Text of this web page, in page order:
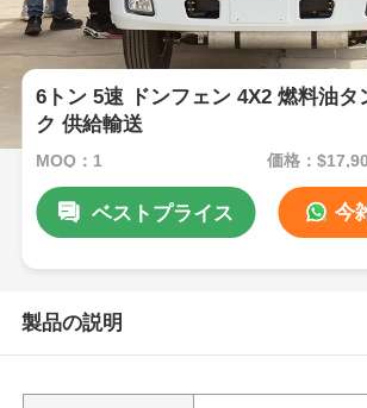
6トン 5速 ドンフェン 4X2 燃料油タ
ク 供給輸送
MOQ：1
ベストプライス 今
製品の説明